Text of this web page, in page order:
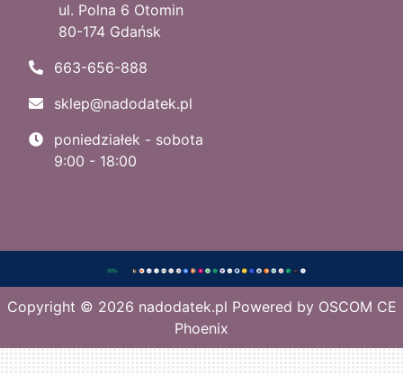
ul. Polna 6 Otomin
80-174 Gdańsk
663-656-888
sklep@nadodatek.pl
poniedziałek - sobota
9:00 - 18:00
Copyright © 2026 nadodatek.pl Powered by OSCOM CE
Phoenix